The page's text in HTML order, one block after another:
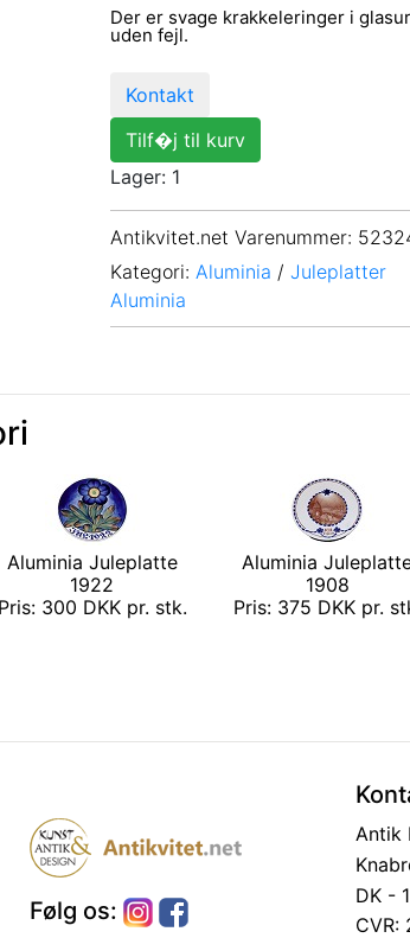
Der er svage krakkeleringer i
uden fejl.
Kontakt
Tilf�j til kurv
Lager: 1
Antikvitet.net Varenummer:
Kategori: Aluminia / Juleplatter
Aluminia
Aluminia Juleplatte
1922
Pris: 300 DKK pr. stk.
Aluminia
1908
Pris: 375 DKK pr.
Følg os:
Antik
DK -
CVR: